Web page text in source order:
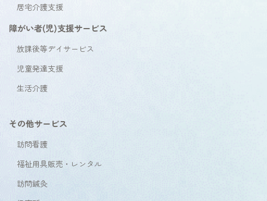
居宅介護支援
障がい者(児)支援サービス
放課後等デイサービス
児童発達支援
生活介護
その他サービス
訪問看護
福祉用具販売・レンタル
訪問鍼灸